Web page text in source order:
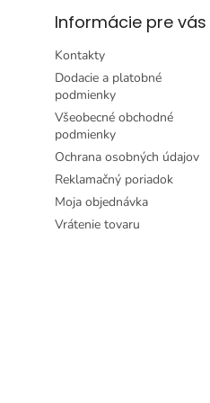
Informácie pre vás
Kontakty
Dodacie a platobné
podmienky
Všeobecné obchodné
podmienky
Ochrana osobných údajov
Reklamačný poriadok
Moja objednávka
Vrátenie tovaru